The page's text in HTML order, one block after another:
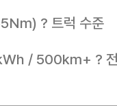
? 트럭 수준
/ 500km+ ? 전